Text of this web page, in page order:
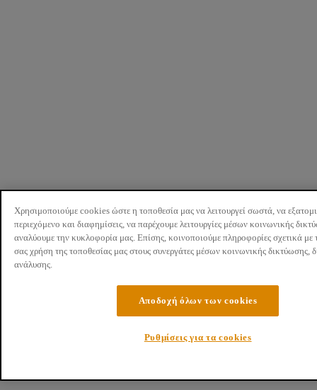
Χρησιμοποιούμε cookies ώστε η τοποθεσία μας να λειτουργεί σωστά, να
περιεχόμενο και διαφημίσεις, να παρέχουμε λειτουργίες μέσων κοινωνικής
αναλύουμε την κυκλοφορία μας. Επίσης, κοινοποιούμε πληροφορίες σχετικά με
σας χρήση της τοποθεσίας μας στους συνεργάτες μέσων κοινωνικής δικτύωσης,
ανάλυσης.
Αποδοχή όλων των cookies
Ρυθμίσεις για τα cookies